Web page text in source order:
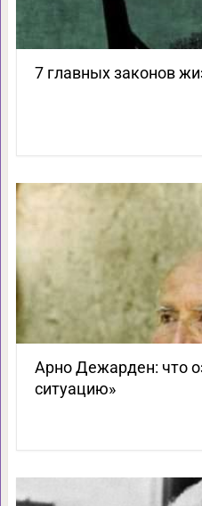
7 главных законов
Арно Дежарден: что
ситуацию»